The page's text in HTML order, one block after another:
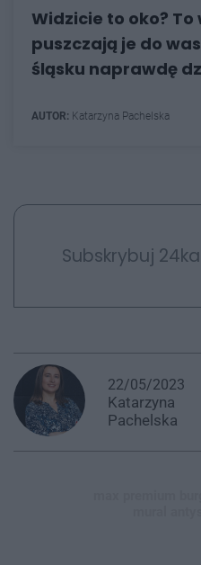
Widzicie to oko?
puszczają je do
śląsku naprawdę
AUTOR: Katarzyna Pachelska
Subskrybuj
22/05/2023
Katarzyna
Pachelska